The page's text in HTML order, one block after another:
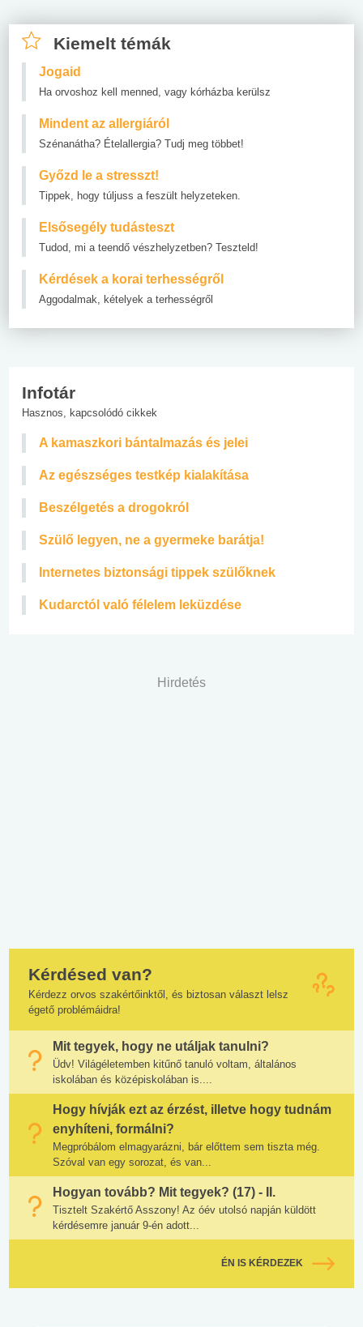
Kiemelt témák
Jogaid
Ha orvoshoz kell menned, vagy kórházba kerülsz
Mindent az allergiáról
Szénanátha? Ételallergia? Tudj meg többet!
Győzd le a stresszt!
Tippek, hogy túljuss a feszült helyzeteken.
Elsősegély tudásteszt
Tudod, mi a teendő vészhelyzetben? Teszteld!
Kérdések a korai terhességről
Aggodalmak, kételyek a terhességről
Infotár
Hasznos, kapcsolódó cikkek
A kamaszkori bántalmazás és jelei
Az egészséges testkép kialakítása
Beszélgetés a drogokról
Szülő legyen, ne a gyermeke barátja!
Internetes biztonsági tippek szülőknek
Kudarctól való félelem leküzdése
Hirdetés
Kérdésed van?
Kérdezz orvos szakértőinktől, és biztosan választ lelsz
égető problémáidra!
Mit tegyek, hogy ne utáljak tanulni?
Üdv! Világéletemben kitűnő tanuló voltam, általános
iskolában és középiskolában is....
Hogy hívják ezt az érzést, illetve hogy tudnám
enyhíteni, formálni?
Megpróbálom elmagyarázni, bár előttem sem tiszta még.
Szóval van egy sorozat, és van...
Hogyan tovább? Mit tegyek? (17) - II.
Tisztelt Szakértő Asszony! Az óév utolsó napján küldött
kérdésemre január 9-én adott...
ÉN IS KÉRDEZEK